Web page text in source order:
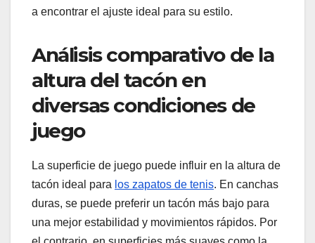
a encontrar el ajuste ideal para su estilo.
Análisis comparativo de la
altura del tacón en
diversas condiciones de
juego
La superficie de juego puede influir en la altura de
tacón ideal para los zapatos de tenis. En canchas
duras, se puede preferir un tacón más bajo para
una mejor estabilidad y movimientos rápidos. Por